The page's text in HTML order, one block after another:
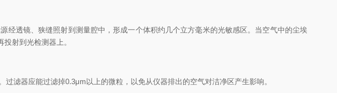
透镜、狭缝照射到测量腔中，形成一个体积约几个立方毫米的光敏感区。当空气中的尘埃
射到光检测器上。
器应能过滤掉0.3μm以上的微粒，以免从仪器排出的空气对洁净区产生影响。